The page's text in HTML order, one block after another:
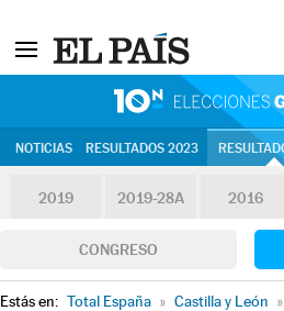
NOTICIAS RESULTADOS 2023
2019 2019-28A 2016
CONGRESO
Estás en: Total España » Castilla y León »